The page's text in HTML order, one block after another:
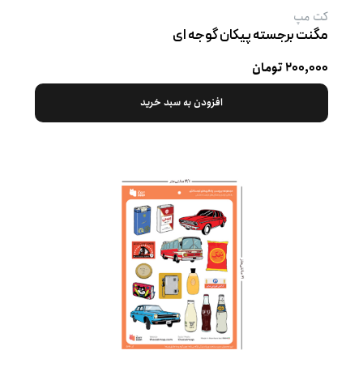
کت‌ مپ
مگنت برجسته پیکان گوجه ‌ای
۲۰۰,۰۰۰ تومان
افزودن به سبد خرید